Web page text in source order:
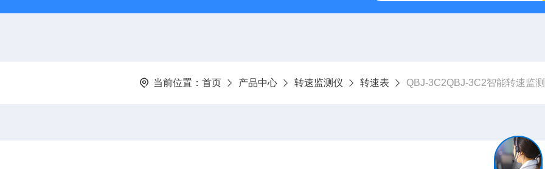
当前位置： 首页 产品中心 转速监测仪 转速表 QBJ-3C2QBJ-3C2智能转速监